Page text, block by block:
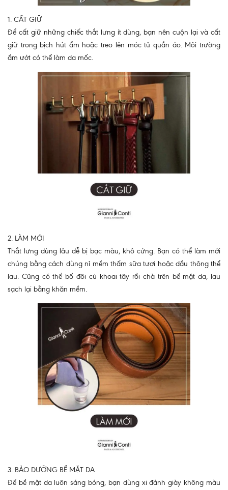
1. CẤT GIỮ
Để cất giữ những chiếc thắt lưng ít dùng, bạn nên cuộn lại và cất
giữ trong bịch hút ẩm hoặc treo lên móc tủ quần áo. Môi trường
ẩm ướt có thể làm da mốc.
2. LÀM MỚI
Thắt lưng dùng lâu dễ bị bạc màu, khô cứng. Bạn có thể làm mới
chúng bằng cách dùng nỉ mềm thấm sữa tươi hoặc dầu thông thể
lau. Cũng có thể bổ đôi củ khoai tây rồi chà trên bề mặt da, lau
sạch lại bằng khăn mềm.
3. BẢO DƯỠNG BỀ MẶT DA
Để bề mặt da luôn sáng bóng, bạn dùng xi đánh giày không màu